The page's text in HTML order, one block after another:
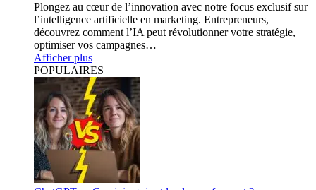
Plongez au cœur de l’innovation avec notre focus exclusif sur
l’intelligence artificielle en marketing. Entrepreneurs,
découvrez comment l’IA peut révolutionner votre stratégie,
optimiser vos campagnes…
Afficher plus
POPULAIRES